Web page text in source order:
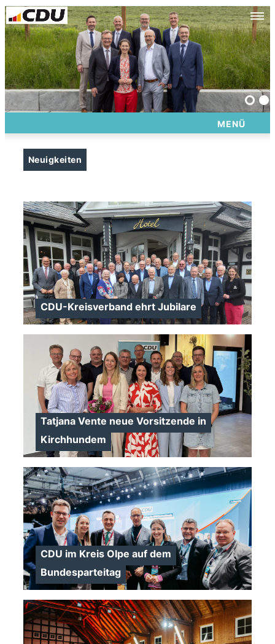
Unsere Spitzenkandidaten 2025
MENÜ
Neuigkeiten
CDU-Kreisverband ehrt Jubilare
Tatjana Vente neue Vorsitzende in
Kirchhundem
>
CDU im Kreis Olpe auf dem
Bundesparteitag
>